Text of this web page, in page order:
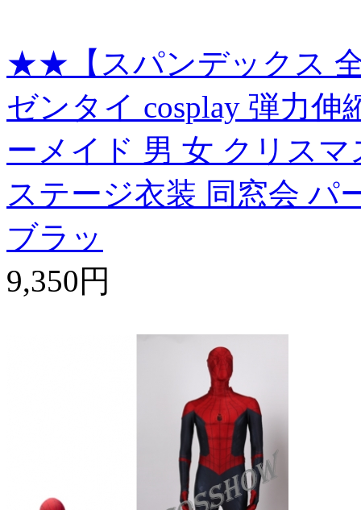
★★【スパンデックス
ゼンタイ cosplay 弾力
ーメイド 男 女 クリス
ステージ衣装 同窓会
ブラッ
9,350円